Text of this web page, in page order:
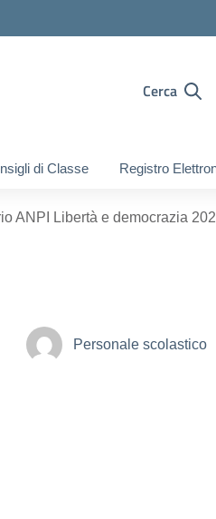
Cerca
di Classe Registro
ANPI Libertà e democrazia
Personale scolastico